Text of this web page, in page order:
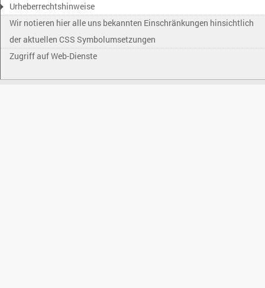
Urheberrechtshinweise
Wir notieren hier alle uns bekannten Einschränkungen hinsichtlich
der aktuellen CSS Symbolumsetzungen
Zugriff auf Web-Dienste